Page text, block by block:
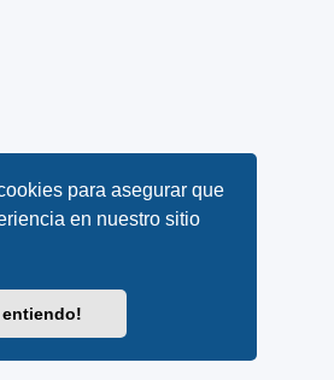
para asegurar que
en nuestro sitio
entiendo!